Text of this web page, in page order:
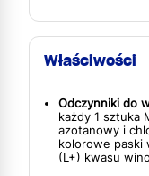
Właściwości
Odczynniki do
każdy 1 sztuka
azotanowy i
kolorowe paski
(L+) kwasu